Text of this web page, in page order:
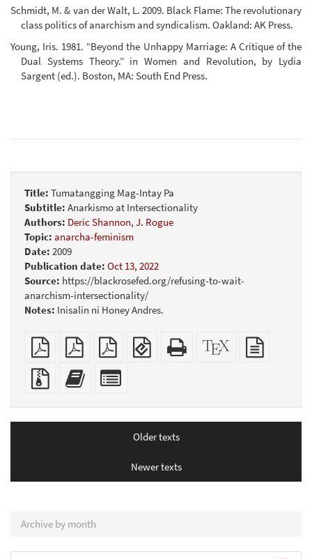
Schmidt, M. & van der Walt, L. 2009. Black Flame: The revolutionary
class politics of anarchism and syndicalism. Oakland: AK Press.
Young, Iris. 1981. “Beyond the Unhappy Marriage: A Critique of the
Dual Systems Theory.” in Women and Revolution, by Lydia
Sargent (ed.). Boston, MA: South End Press.
Title: Tumatangging Mag-Intay Pa
Subtitle: Anarkismo at Intersectionality
Authors: Deric Shannon, J. Rogue
Topic: anarcha-feminism
Date: 2009
Publication date: Oct 13, 2022
Source: https://blackrosefed.org/refusing-to-wait-
anarchism-intersectionality/
Notes: Inisalin ni Honey Andres.
Plain
PDF
A4
imposed
PDF
Letter
imposed
EPUB
(for
Standalone
HTML
XeLaTeX
source
Source
files
Add
this
bookbuilderbookbuilder
Older texts
Newer texts
Archive by month